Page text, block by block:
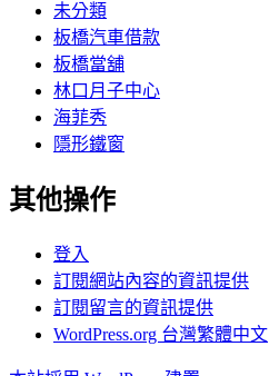
未分類
板橋汽車借款
板橋當舖
林口月子中心
海菲秀
隱形鐵窗
其他操作
登入
訂閱網站內容的資訊提供
訂閱留言的資訊提供
WordPress.org 台灣繁體中文